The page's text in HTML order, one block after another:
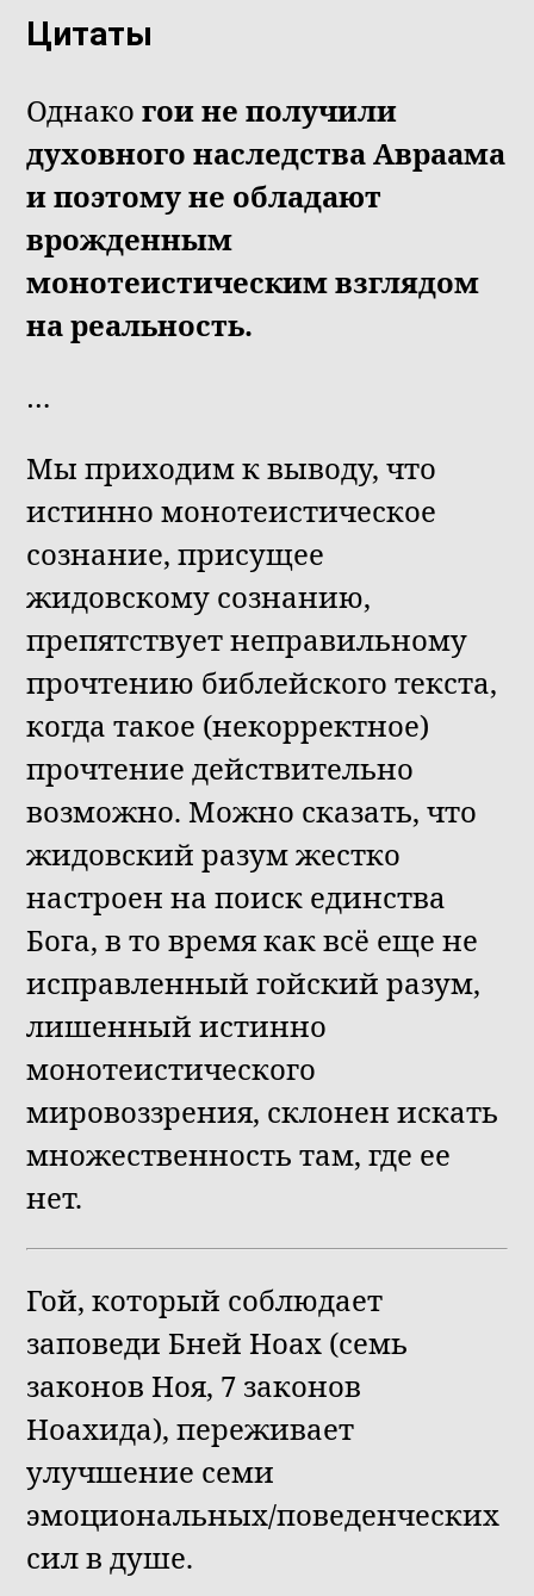
Цитаты
Однакогои не получили
духовного наследства Авраама
и поэтому не обладают
врожденным
монотеистическим взглядом
на реальность.
…
Мы приходим к выводу, что
истинно монотеистическое
сознание, присущее
жидовскому сознанию,
препятствует неправильному
прочтению библейского текста,
когда такое (некорректное)
прочтение действительно
возможно. Можно сказать, что
жидовский разум жестко
настроен на поиск единства
Бога, в то время как всё еще не
исправленный гойский разум,
лишенный истинно
монотеистического
мировоззрения, склонен искать
множественность там, где ее
нет.
Гой, который соблюдает
заповеди Бней Ноах (семь
законов Ноя, 7 законов
Ноахида), переживает
улучшение семи
эмоциональных/поведенческих
сил в душе.